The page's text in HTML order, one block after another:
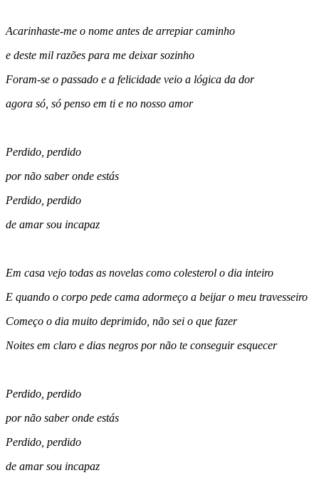
Acarinhaste-me o nome antes de arrepiar caminho
e deste mil razões para me deixar sozinho
Foram-se o passado e a felicidade veio a lógica da dor
agora só, só penso em ti e no nosso amor
Perdido, perdido
por não saber onde estás
Perdido, perdido
de amar sou incapaz
Em casa vejo todas as novelas como colesterol o dia inteiro
E quando o corpo pede cama adormeço a beijar o meu travesseiro
Começo o dia muito deprimido, não sei o que fazer
Noites em claro e dias negros por não te conseguir esquecer
Perdido, perdido
por não saber onde estás
Perdido, perdido
de amar sou incapaz